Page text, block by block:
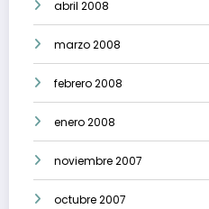
abril 2008
marzo 2008
febrero 2008
enero 2008
noviembre 2007
octubre 2007